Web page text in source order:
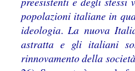
popolazioni italiane in
ideologia. La nuova
astratta e gli italiani
rinnovamento della società